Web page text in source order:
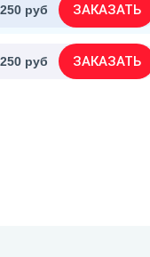
руб ЗАКАЗАТЬ
руб ЗАКАЗАТЬ